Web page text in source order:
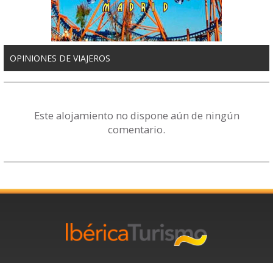
OPINIONES DE VIAJEROS
Este alojamiento no dispone aún de ningún
comentario.